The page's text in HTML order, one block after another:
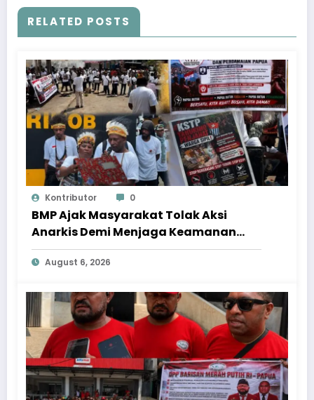
RELATED POSTS
Kontributor 0
BMP Ajak Masyarakat Tolak Aksi
Anarkis Demi Menjaga Keamanan
dan Pembangunan Papua
August 6, 2026